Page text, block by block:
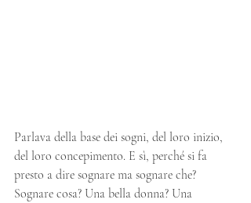
Parlava della base dei sogni, del loro inizio,
del loro concepimento. E sì, perché si fa
presto a dire sognare ma sognare che?
Sognare cosa? Una bella donna? Una